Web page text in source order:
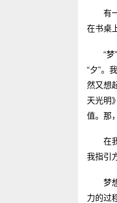
有
在书桌
“
“夕”。
然又想
天光明
值。那
在
我指引
梦
力的过